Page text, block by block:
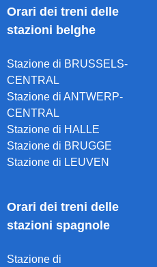
Orari dei treni delle
stazioni belghe
Stazione di BRUSSELS-
CENTRAL
Stazione di ANTWERP-
CENTRAL
Stazione di HALLE
Stazione di BRUGGE
Stazione di LEUVEN
Orari dei treni delle
stazioni spagnole
Stazione di